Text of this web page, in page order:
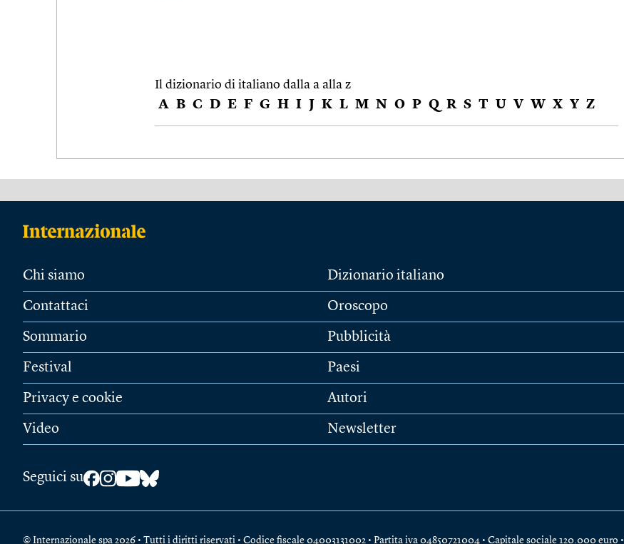
Il dizionario di italiano dalla a alla z
A B C D E F G H I J K L M N O P Q R S T U V W X Y Z
Chi siamo
Contattaci
Sommario
Festival
Privacy e cookie
Video
Dizionario italiano
Oroscopo
Pubblicità
Paesi
Autori
Newsletter
Seguici su
© Internazionale spa 2026 • Tutti i diritti riservati • Codice fiscale 04003131002 • Partita iva 04850721004 • Capitale sociale 120.000 euro •